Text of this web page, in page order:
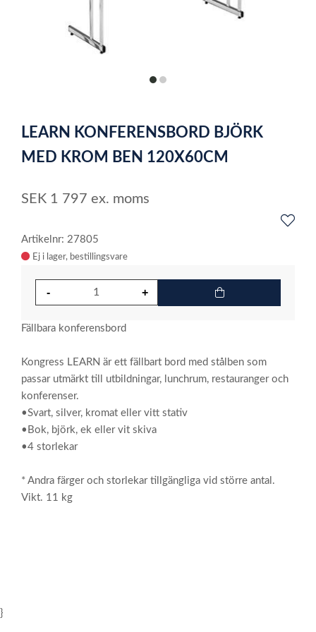
itemitem
of
2
LEARN KONFERENSBORD BJÖRK
MED KROM BEN 120X60CM
SEK 1 797 ex. moms
Artikelnr: 27805
Ej i lager
Fällbara konferensbord
Kongress LEARN är ett fällbart bord med stålben som
passar utmärkt till utbildningar, lunchrum, restauranger och
konferenser.
•Svart, silver, kromat eller vitt stativ
•Bok, björk, ek eller vit skiva
•4 storlekar
* Andra färger och storlekar tillgängliga vid större antal.
Vikt. 11 kg
}